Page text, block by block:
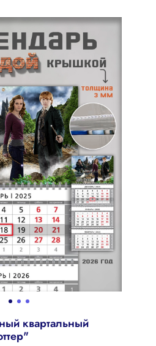
квартальный